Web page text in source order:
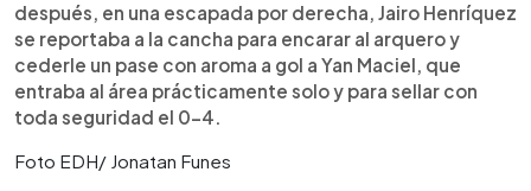
después, en una escapada por derecha, Jairo Henríquez
se reportaba a la cancha para encarar al arquero y
cederle un pase con aroma a gol a Yan Maciel, que
entraba al área prácticamente solo y para sellar con
toda seguridad el 0-4.
Foto EDH/ Jonatan Funes